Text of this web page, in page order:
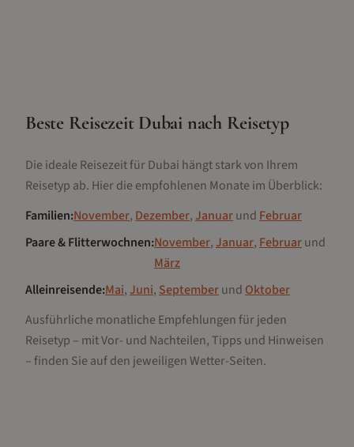
Beste Reisezeit Dubainach Reisetyp
Die ideale Reisezeit fürDubai hängt stark von Ihrem
Reisetyp ab. Hier die empfohlenen Monate im Überblick:
Familien:November, Dezember,Januarund Februar
Paare & Flitterwochnen:November,Januar, Februarund
März
Alleinreisende:Mai,Juni, Septemberund Oktober
Ausführliche monatliche Empfehlungen für jeden
Reisetyp – mit Vor- und Nachteilen, Tipps und Hinweisen
– finden Sie auf den jeweiligen Wetter-Seiten.